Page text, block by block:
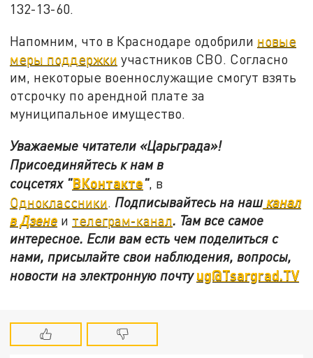
132-13-60.
Напомним, что в Краснодаре одобрили новые
меры поддержки участников СВО. Согласно
им, некоторые военнослужащие смогут взять
отсрочку по арендной плате за
муниципальное имущество.
Уважаемые читатели «Царьграда»!
Присоединяйтесь к нам в
соцсетях "ВКонтакте", в
Одноклассники Подписывайтесь на нашканал
в Дзене и телеграм-канал. Там все самое
интересное. Если вам есть чем поделиться с
нами, присылайте свои наблюдения, вопросы,
новости на электронную почтуug@Tsargrad.TV